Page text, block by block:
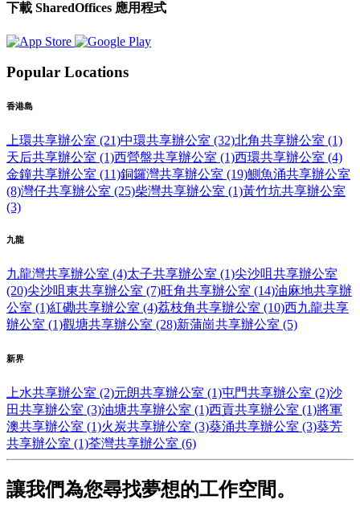
下載 SharedOffices 應用程式
Popular Locations
香港島
上環共享辦公室 (21)中環共享辦公室 (32)北角共享辦公室 (1)
天后共享辦公室 (1)西營盤共享辦公室 (1)西環共享辦公室 (4)
金鐘共享辦公室 (11)銅鑼灣共享辦公室 (19)鰂魚涌共享辦公室
(8)灣仔共享辦公室 (25)柴灣共享辦公室 (1)黃竹坑共享辦公室
(3)
九龍
九龍灣共享辦公室 (4)太子共享辦公室 (1)尖沙咀共享辦公室
(20)尖沙咀東共享辦公室 (7)旺角共享辦公室 (14)油麻地共享辦
公室 (1)紅磡共享辦公室 (4)荔枝角共享辦公室 (10)西九龍共享
辦公室 (1)觀塘共享辦公室 (28)新蒲崗共享辦公室 (5)
新界
上水共享辦公室 (2)元朗共享辦公室 (1)屯門共享辦公室 (2)沙
田共享辦公室 (3)油塘共享辦公室 (1)西貢共享辦公室 (1)將軍
澳共享辦公室 (1)火炭共享辦公室 (3)葵涌共享辦公室 (3)葵芳
共享辦公室 (1)荃灣共享辦公室 (6)
讓我們為您尋找夢想的工作空間。